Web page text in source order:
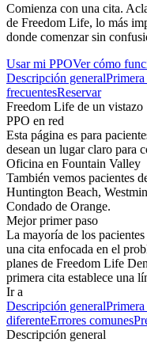
Comienza con una cita.
de Freedom Life, lo más
donde comenzar sin
Usar mi PPOVer cómo
Descripción generalPrimera
frecuentesReservar
Freedom Life de un vistazo
PPO en red
Esta página es para
desean un lugar claro para
Oficina en Fountain Valley
También vemos pacientes
Huntington Beach,
Condado de Orange.
Mejor primer paso
La mayoría de los
una cita enfocada en el
planes de Freedom Life
primera cita establece una
Ir a
Descripción generalPrimera
diferenteErrores comunes
Descripción general